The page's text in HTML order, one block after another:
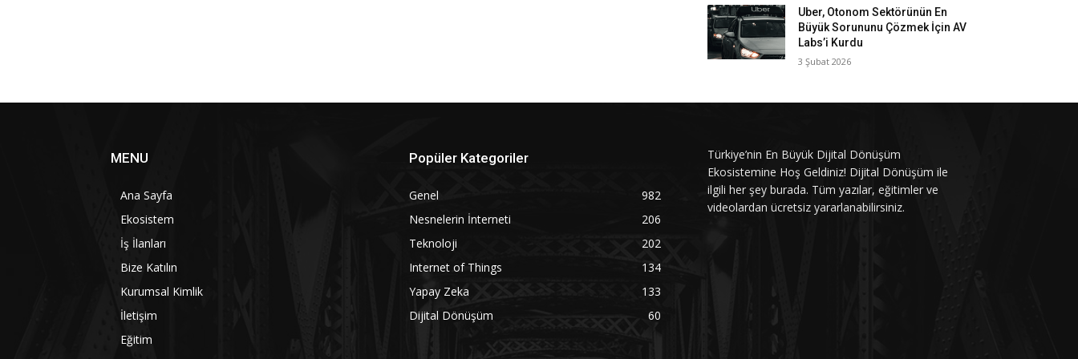
Uber, Otonom Sektörünün En
Büyük Sorununu Çözmek İçin AV
Labs’i Kurdu
3 Şubat 2026
MENU
Ana Sayfa
Ekosistem
İş İlanları
Bize Katılın
Kurumsal Kimlik
İletişim
Eğitim
Popüler Kategoriler
Genel
982
Nesnelerin İnterneti
206
Teknoloji
202
Internet of Things
134
Yapay Zeka
133
Dijital Dönüşüm
60
Türkiye’nin En Büyük Dijital Dönüşüm
Ekosistemine Hoş Geldiniz! Dijital Dönüşüm ile
ilgili her şey burada. Tüm yazılar, eğitimler ve
videolardan ücretsiz yararlanabilirsiniz.